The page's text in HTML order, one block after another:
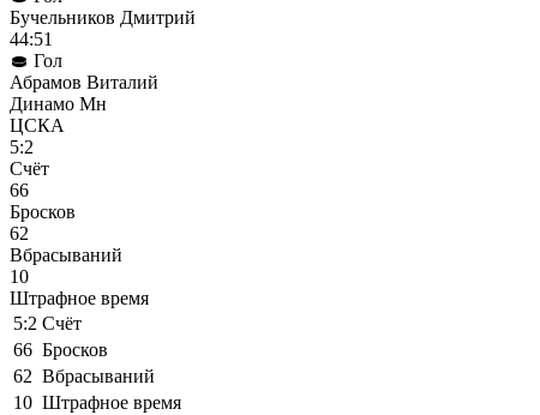
Бучельников Дмитрий
44:51
Гол
Абрамов Виталий
Динамо Мн
ЦСКА
5:2
Cчёт
66
Бросков
62
Вбрасываний
10
Штрафное время
5:2 Cчёт
66 Бросков
62 Вбрасываний
10 Штрафное время